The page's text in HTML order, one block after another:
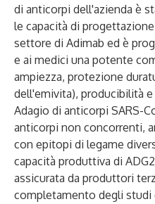
di anticorpi dell'azienda è
le capacità di
settore di Adimab ed è
e ai medici una potente
ampiezza, protezione
dell'emivita), producibilità
Adagio di anticorpi SARS-
anticorpi non concorrenti,
con epitopi di legame
capacità produttiva di
assicurata da produttori
completamento degli studi